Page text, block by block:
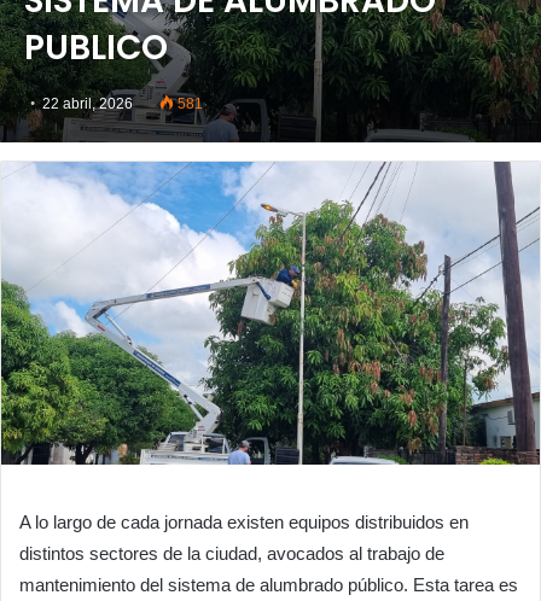
PUBLICO
22 abril, 2026 581
A lo largo de cada jornada existen equipos distribuidos en
distintos sectores de la ciudad, avocados al trabajo de
mantenimiento del sistema de alumbrado público. Esta tarea es